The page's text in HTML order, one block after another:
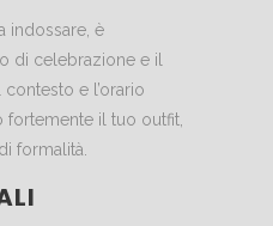
indossare, è
di celebrazione e il
e l’orario
fortemente il tuo outfit,
formalità.